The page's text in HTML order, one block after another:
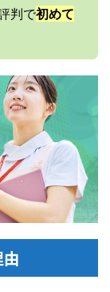
判で初めて